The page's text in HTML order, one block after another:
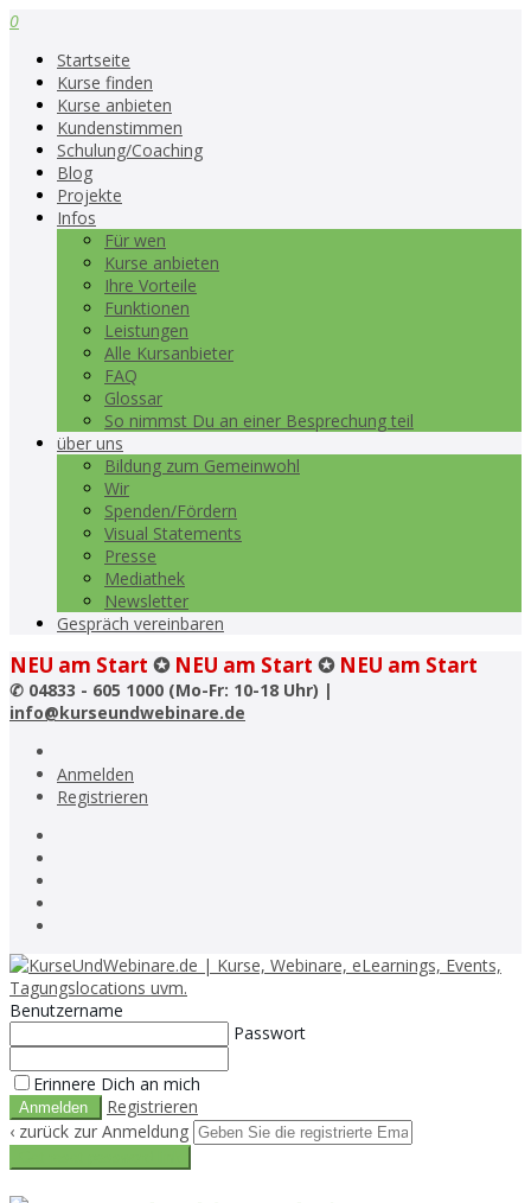
0
Startseite
Kurse finden
Kurse anbieten
Kundenstimmen
Schulung/Coaching
Blog
Projekte
Infos
Für wen
Kurse anbieten
Ihre Vorteile
Funktionen
Leistungen
Alle Kursanbieter
FAQ
Glossar
So nimmst Du an einer Besprechung teil
über uns
Bildung zum Gemeinwohl
Wir
Spenden/Fördern
Visual Statements
Presse
Mediathek
Newsletter
Gespräch vereinbaren
NEU am Start ✪ NEU am Start ✪ NEU am Start
✆ 04833 - 605 1000 (Mo-Fr: 10-18 Uhr) |
info@kurseundwebinare.de
Anmelden
Registrieren
Benutzername
Passwort
Erinnere Dich an mich
Registrieren
‹ zurück zur Anmeldung